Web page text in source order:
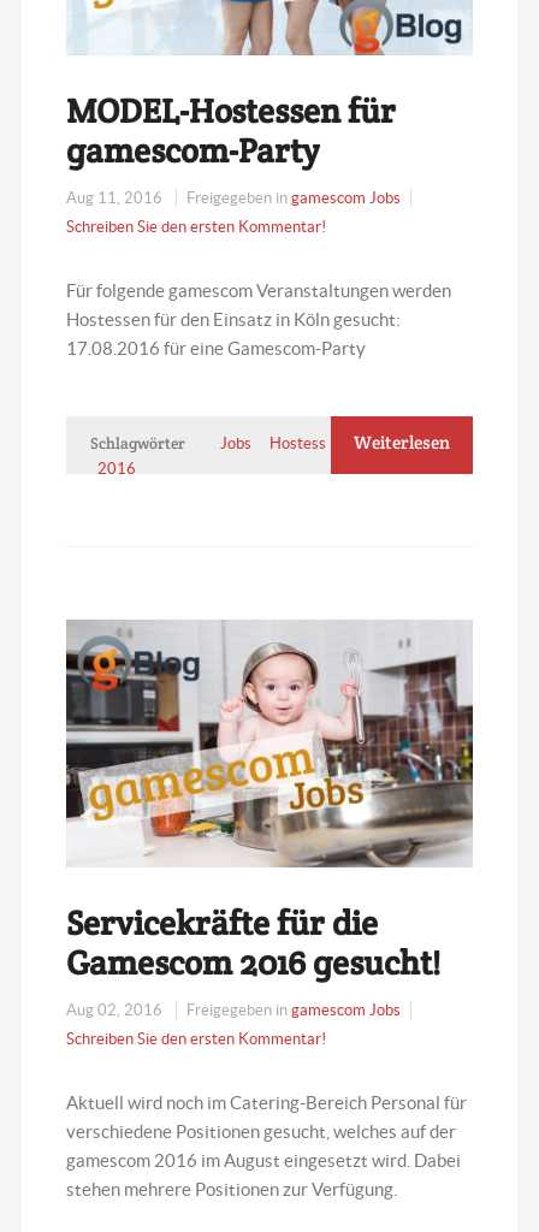
MODEL-Hostessen für
gamescom-Party
Aug 11, 2016 Freigegeben in gamescom Jobs
Schreiben Sie den ersten Kommentar!
Für folgende gamescom Veranstaltungen werden
Hostessen für den Einsatz in Köln gesucht:
17.08.2016 für eine Gamescom-Party
Schlagwörter Jobs Hostess
gamescom
2016
Weiterlesen
Servicekräfte für die
Gamescom 2016 gesucht!
Aug 02, 2016 Freigegeben in gamescom Jobs
Schreiben Sie den ersten Kommentar!
Aktuell wird noch im Catering-Bereich Personal für
verschiedene Positionen gesucht, welches auf der
gamescom 2016 im August eingesetzt wird. Dabei
stehen mehrere Positionen zur Verfügung.